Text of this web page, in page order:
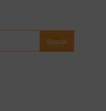
Buscar